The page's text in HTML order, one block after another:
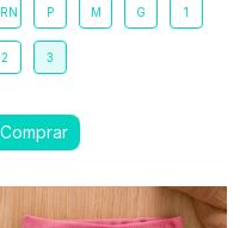
RN P M G 1
2 3